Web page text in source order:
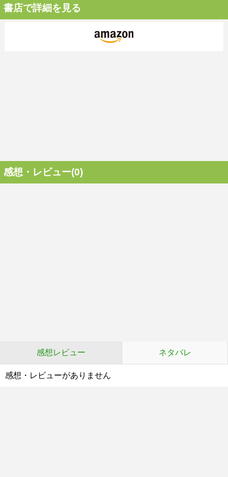
書店で詳細を見る
感想・レビュー(0)
感想レビュー ネタバレ
感想・レビューがありません